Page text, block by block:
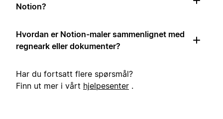
Notion?
Hvordan er Notion-maler sammenlignet med
regneark eller dokumenter?
Har du fortsatt flere spørsmål?
Finn ut mer i vårt hjelpesenter .